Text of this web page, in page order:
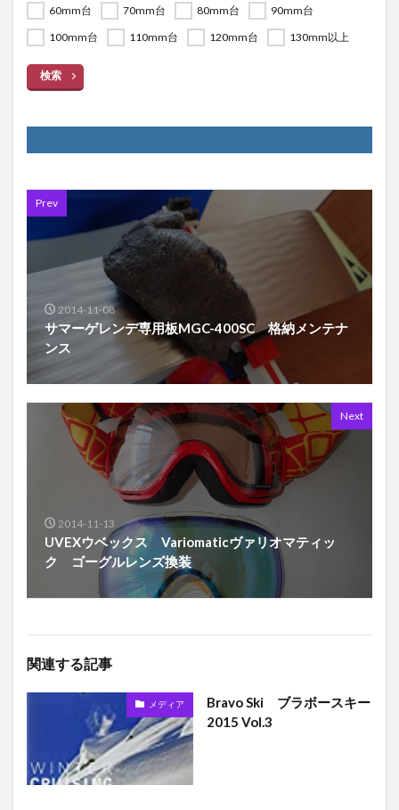
60mm台 70mm台 80mm台
90mm台
100mm台
110mm台 120mm台 130mm以上
検索
Prev
2014-11-08
サマーゲレンデ専用板MGC-400SC 格納メンテナ
ンス
Next
2014-11-13
UVEXウベックス Variomaticヴァリオマティッ
ク ゴーグルレンズ換装
関連する記事
メディア
Bravo Ski ブラボースキー
2015 Vol.3